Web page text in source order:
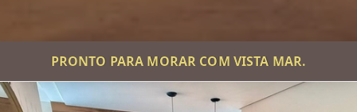
PRONTO PARA MORAR COM VISTA MAR.